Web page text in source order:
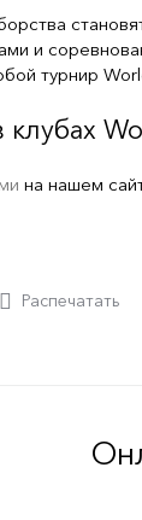
и
турнир
клубах
на нашем
Распечатать